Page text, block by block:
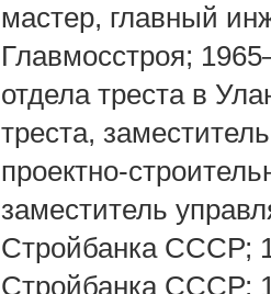
мастер, главный
Главмосстроя;
отдела треста в
треста,
проектно-
заместитель
Стройбанка СССР;
Стройбанка СССР;